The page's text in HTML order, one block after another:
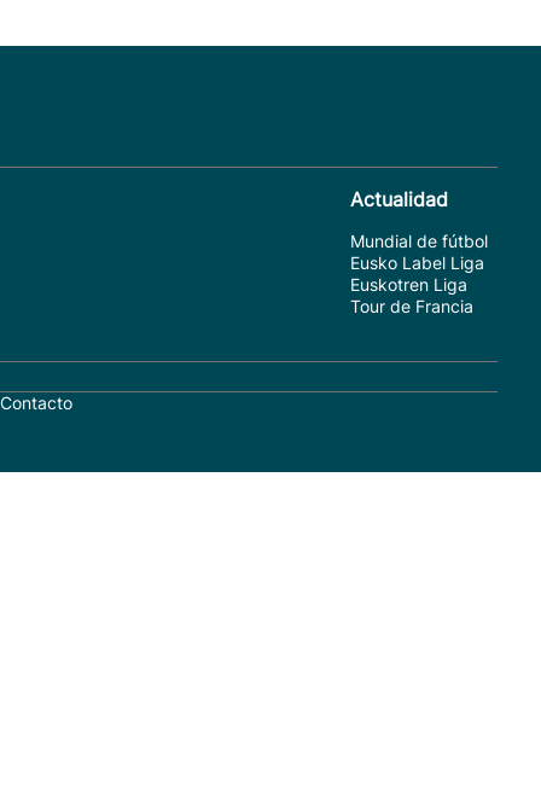
Actualidad
Mundial de fútbol
Eusko Label Liga
Euskotren Liga
Tour de Francia
Contacto